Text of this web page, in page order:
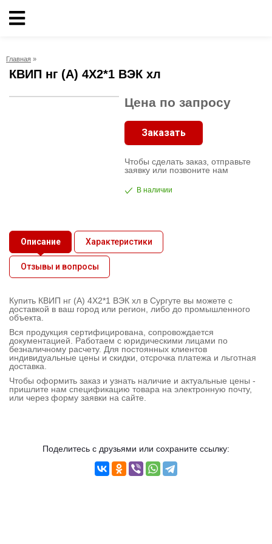
Кабельно-
продукция
О
компании
Контактная
информация
Главная »
КВИП нг (А) 4X2*1 ВЭК хл
Цена по запросу
Заказать
Чтобы сделать заказ, отправьте
заявку или позвоните нам
В наличии
Описание Характеристики
Отзывы и вопросы
Купить КВИП нг (А) 4X2*1 ВЭК хл в Сургуте вы можете с
доставкой в ваш город или регион, либо до промышленного
объекта.
Вся продукция сертифицирована, сопровождается
документацией. Работаем с юридическими лицами по
безналичному расчету. Для постоянных клиентов
индивидуальные цены и скидки, отсрочка платежа и льготная
доставка.
Чтобы оформить заказ и узнать наличие и актуальные цены -
пришлите нам спецификацию товара на электронную почту,
или через форму заявки на сайте.
Поделитесь с друзьями или сохраните ссылку: